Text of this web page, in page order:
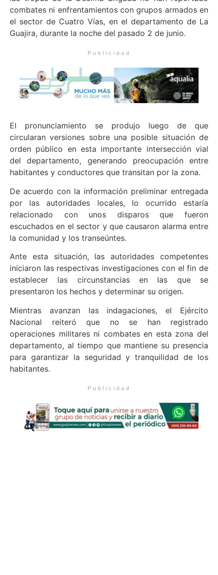
combates ni enfrentamientos con grupos armados en
el sector de Cuatro Vías, en el departamento de La
Guajira, durante la noche del pasado 2 de junio.
Publicidad
El pronunciamiento se produjo luego de que
circularan versiones sobre una posible situación de
orden público en esta importante intersección vial
del departamento, generando preocupación entre
habitantes y conductores que transitan por la zona.
De acuerdo con la información preliminar entregada
por las autoridades locales, lo ocurrido estaría
relacionado con unos disparos que fueron
escuchados en el sector y que causaron alarma entre
la comunidad y los transeúntes.
Ante esta situación, las autoridades competentes
iniciaron las respectivas investigaciones con el fin de
establecer las circunstancias en las que se
presentaron los hechos y determinar su origen.
Mientras avanzan las indagaciones, el Ejército
Nacional reiteró que no se han registrado
operaciones militares ni combates en esta zona del
departamento, al tiempo que mantiene su presencia
para garantizar la seguridad y tranquilidad de los
habitantes.
Publicidad